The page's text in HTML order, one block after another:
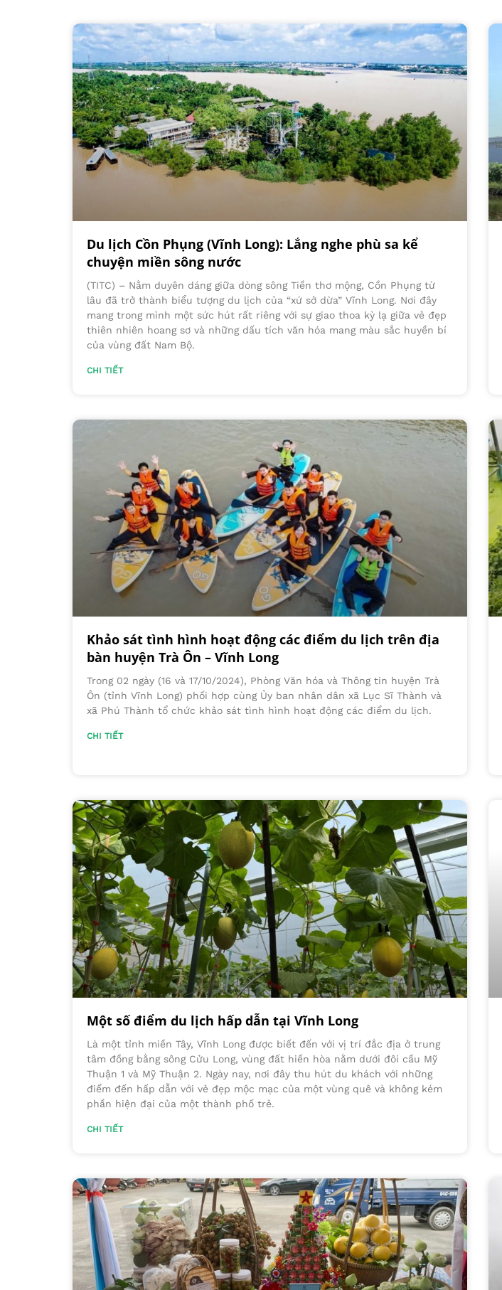
Du lịch Cồn Phụng (Vĩnh Long): Lắng nghe phù sa kể
chuyện miền sông nước
(TITC) – Nằm duyên dáng giữa dòng sông Tiền thơ mộng, Cồn Phụng từ
lâu đã trở thành biểu tượng du lịch của “xứ sở dừa” Vĩnh Long. Nơi đây
mang trong mình một sức hút rất riêng với sự giao thoa kỳ lạ giữa vẻ đẹp
thiên nhiên hoang sơ và những dấu tích văn hóa mang màu sắc huyền bí
của vùng đất Nam Bộ.
CHI TIẾT
Khảo sát tình hình hoạt động các điểm du lịch trên địa
bàn huyện Trà Ôn – Vĩnh Long
Trong 02 ngày (16 và 17/10/2024), Phòng Văn hóa và Thông tin huyện Trà
Ôn (tỉnh Vĩnh Long) phối hợp cùng Ủy ban nhân dân xã Lục Sĩ Thành và
xã Phú Thành tổ chức khảo sát tình hình hoạt động các điểm du lịch.
CHI TIẾT
Một số điểm du lịch hấp dẫn tại Vĩnh Long
Là một tỉnh miền Tây, Vĩnh Long được biết đến với vị trí đắc địa ở trung
tâm đồng bằng sông Cửu Long, vùng đất hiền hòa nằm dưới đôi cầu Mỹ
Thuận 1 và Mỹ Thuận 2. Ngày nay, nơi đây thu hút du khách với những
điểm đến hấp dẫn với vẻ đẹp mộc mạc của một vùng quê và không kém
phần hiện đại của một thành phố trẻ.
CHI TIẾT